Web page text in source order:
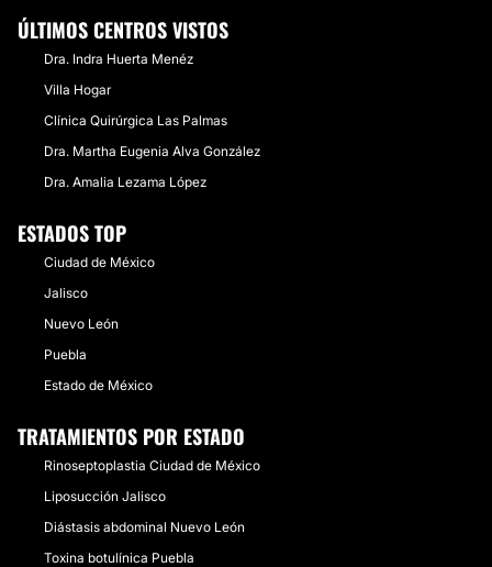
ÚLTIMOS CENTROS VISTOS
Dra. Indra Huerta Menéz
​Villa Hogar
​Clínica Quirúrgica Las Palmas
​Dra. Martha Eugenia Alva González
Dra. Amalia Lezama López
ESTADOS TOP
Ciudad de México
Jalisco
Nuevo León
Puebla
Estado de México
TRATAMIENTOS POR ESTADO
Rinoseptoplastia Ciudad de México
Liposucción Jalisco
Diástasis abdominal Nuevo León
Toxina botulínica Puebla